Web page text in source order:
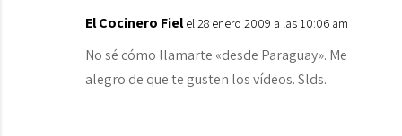
El Cocinero Fiel el 28 enero 2009 a las 10:06 am
No sé cómo llamarte «desde Paraguay». Me
alegro de que te gusten los vídeos. Slds.